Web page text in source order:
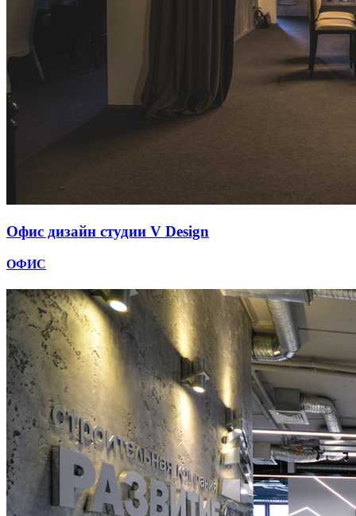
Офис дизайн студии V Design
ОФИС